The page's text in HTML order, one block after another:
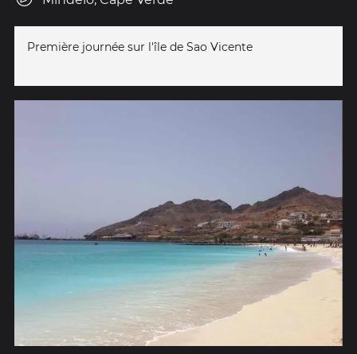
Première journée sur l'île de Sao Vicente